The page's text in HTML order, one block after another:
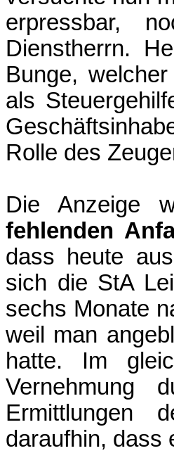
erpressbar,
Dienstherrn.
Bunge,
als
Rolle des
Die Anzeige
fehlenden
dass heute
sich die StA
sechs Monate
weil man
hatte. Im
Vernehmung
Ermittlungen
daraufhin, dass